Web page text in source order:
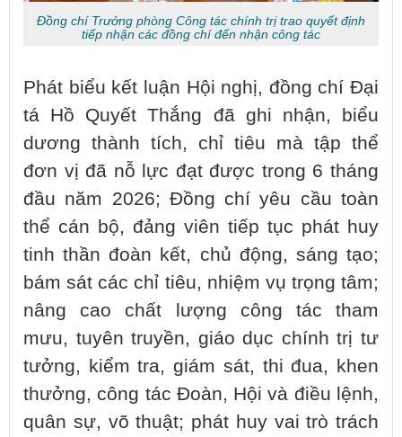
Đồng chí Trưởng phòng Công tác chính trị trao quyết định
tiếp nhận các đồng chí đến nhận công tác
Phát biểu kết luận Hội nghị, đồng chí Đại
tá Hồ Quyết Thắng đã ghi nhận, biểu
dương thành tích, chỉ tiêu mà tập thể
đơn vị đã nỗ lực đạt được trong 6 tháng
đầu năm 2026; Đồng chí yêu cầu toàn
thể cán bộ, đảng viên tiếp tục phát huy
tinh thần đoàn kết, chủ động, sáng tạo;
bám sát các chỉ tiêu, nhiệm vụ trọng tâm;
nâng cao chất lượng công tác tham
mưu, tuyên truyền, giáo dục chính trị tư
tưởng, kiểm tra, giám sát, thi đua, khen
thưởng, công tác Đoàn, Hội và điều lệnh,
quân sự, võ thuật; phát huy vai trò trách